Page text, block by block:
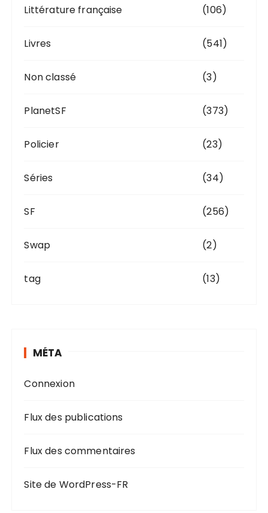
Littérature française (106)
Livres (541)
Non classé (3)
PlanetSF (373)
Policier (23)
Séries (34)
SF (256)
Swap (2)
tag (13)
MÉTA
Connexion
Flux des publications
Flux des commentaires
Site de WordPress-FR